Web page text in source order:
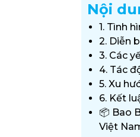
Nội
1. Tình
2. Diễn
3. Các
4. Tác
5. Xu
6. Kết
📦 Bao
Việt